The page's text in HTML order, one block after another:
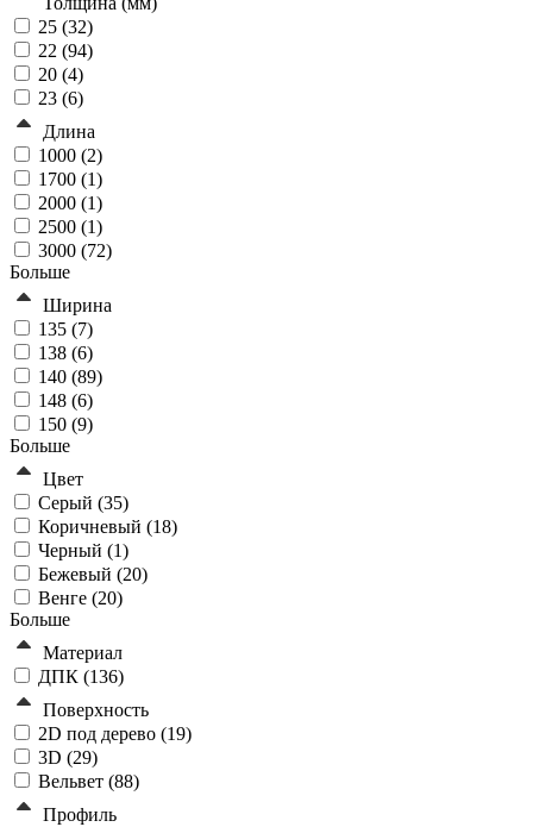
25 (32)
22 (94)
20 (4)
23 (6)
Длина
1000 (2)
1700 (1)
2000 (1)
2500 (1)
3000 (72)
Больше
Ширина
135 (7)
138 (6)
140 (89)
148 (6)
150 (9)
Больше
Цвет
Серый (35)
Коричневый (18)
Черный (1)
Бежевый (20)
Венге (20)
Больше
Материал
ДПК (136)
Поверхность
2D под дерево (19)
3D (29)
Вельвет (88)
Профиль